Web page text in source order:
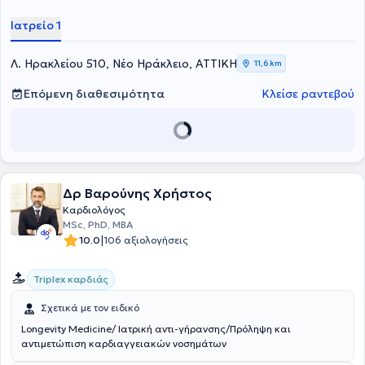
Ιατρείο 1
Λ. Ηρακλείου 510, Νέο Ηράκλειο, ΑΤΤΙΚΗ 11,6 km
Επόμενη διαθεσιμότητα Κλείσε ραντεβού
Δρ Βαρούνης Χρήστος
Καρδιολόγος
MSc, PhD, MBA
10.0|106 αξιολογήσεις
Triplex καρδιάς
Σχετικά με τον ειδικό
Longevity Medicine/ Ιατρική αντι-γήρανσης/Πρόληψη και
αντιμετώπιση καρδιαγγειακών νοσημάτων